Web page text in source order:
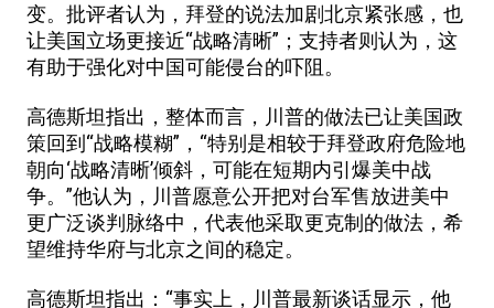
变。批评者认为，拜登的说法加剧北京紧张感，也
让美国立场更接近“战略清晰”；支持者则认为，这
有助于强化对中国可能侵台的吓阻。
高德斯坦指出，整体而言，川普的做法已让美国政
策回到“战略模糊”，“特别是相较于拜登政府危险地
朝向‘战略清晰’倾斜，可能在短期内引爆美中战
争。”他认为，川普愿意公开把对台军售放进美中
更广泛谈判脉络中，代表他采取更克制的做法，希
望维持华府与北京之间的稳定。
高德斯坦指出：“事实上，川普最新谈话显示，他